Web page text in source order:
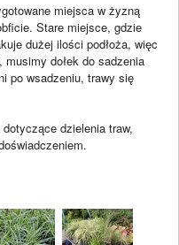
miejsca w żyzną
Stare miejsce, gdzie
dużej ilości podłoża, więc
dołek do sadzenia
po wsadzeniu, trawy się
dzielenia traw,